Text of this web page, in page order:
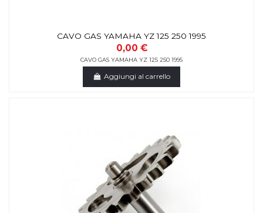
CAVO GAS YAMAHA YZ 125 250 1995
0,00 €
CAVO GAS YAMAHA YZ 125 250 1995
Aggiungi al carrello